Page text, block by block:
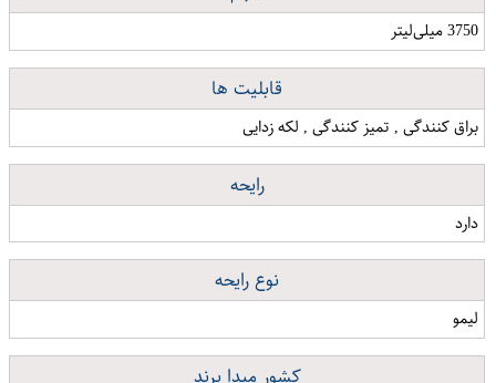
نوع
مایع کفشوی
برند
بوژنه
حجم
3750 میلی‌لیتر
قابلیت ها
براق کنندگی , تمیز کنندگی , لکه زدایی